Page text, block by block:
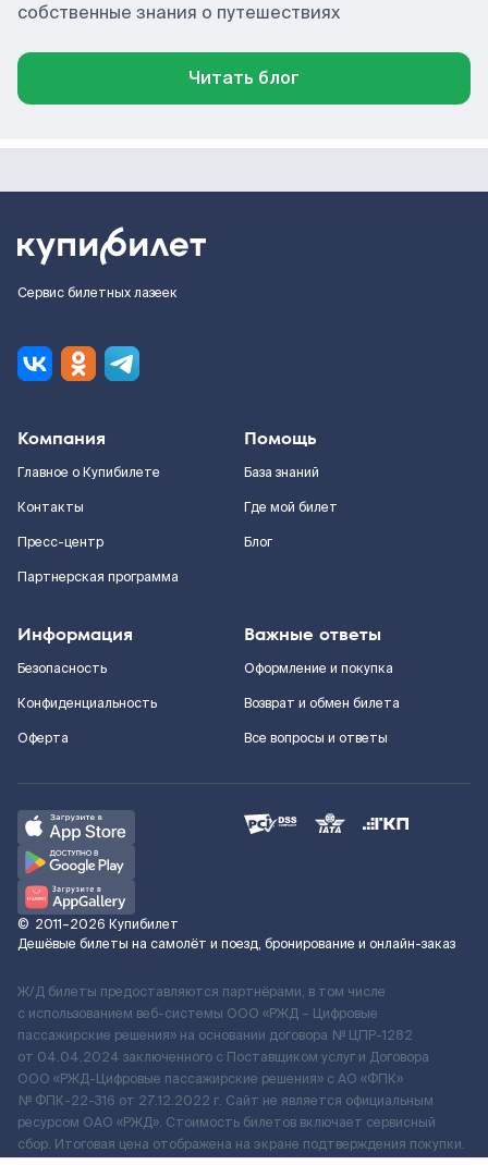
собственные знания о путешествиях
Читать блог
Сервис билетных лазеек
Компания
Главное о Купибилете
Контакты
Пресс-центр
Партнерская программа
Помощь
База знаний
Где мой билет
Блог
Информация
Безопасность
Конфиденциальность
Оферта
Важные ответы
Оформление и покупка
Возврат и обмен билета
Все вопросы и ответы
© 2011–2026 Купибилет
Дешёвые билеты на самолёт и поезд, бронирование и онлайн-заказ
Ж/Д билеты предоставляются партнёрами, в том числе
с использованием веб-системы ООО «РЖД – Цифровые
пассажирские решения» на основании договора № ЦПР-1282
от 04.04.2024 заключенного с Поставщиком услуг и Договора
ООО «РЖД-Цифровые пассажирские решения» c АО «ФПК»
№ ФПК-22-316 от 27.12.2022 г. Сайт не является официальным
ресурсом ОАО «РЖД». Стоимость билетов включает сервисный
сбор. Итоговая цена отображена на экране подтверждения покупки.